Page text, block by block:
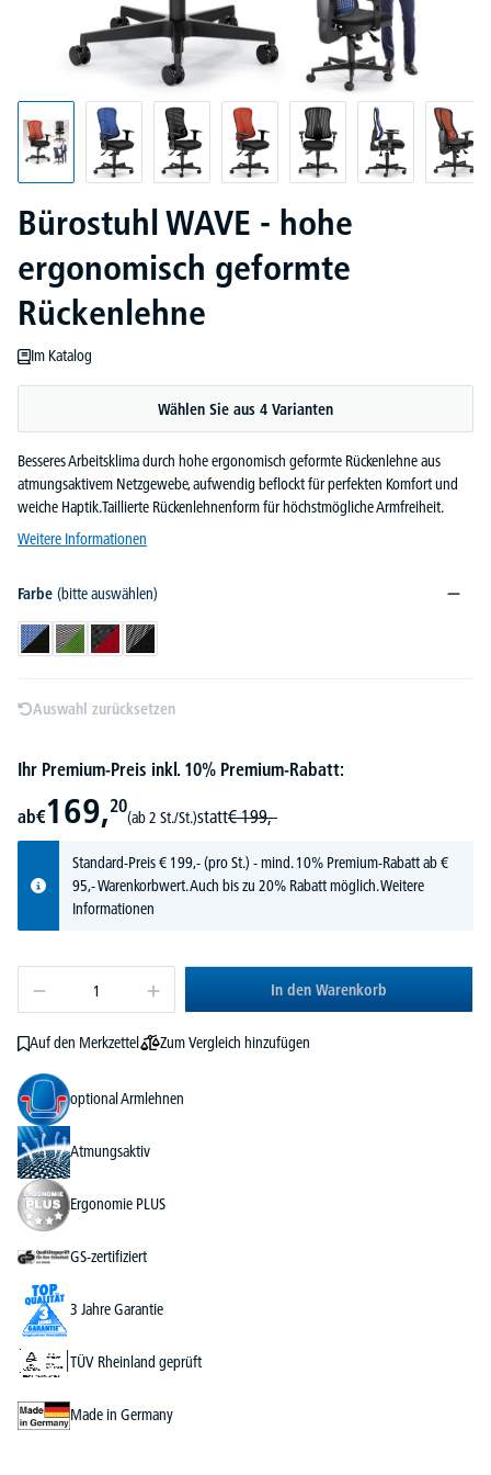
Bürostuhl WAVE - hohe
ergonomisch geformte
Rückenlehne
Im Katalog
Wählen Sie aus 4 Varianten
Besseres Arbeitsklima durch hohe ergonomisch geformte Rückenlehne aus
atmungsaktivem Netzgewebe, aufwendig beflockt für perfekten Komfort und
weiche Haptik.Taillierte Rückenlehnenform für höchstmögliche Armfreiheit.
Weitere Informationen
Farbe (bitte auswählen)
Schwarz/Blau
Schwarz/Grün
Schwarz/RotSchwarz/Schwarz
Auswahl zurücksetzen
Ihr Premium-Preis inkl. 10% Premium-Rabatt:
ab€169,20
(ab 2 St./St.)statt€ 199,-
Standard-Preis€ 199,-(pro St.) - mind. 10% Premium-Rabatt ab €
95,- Warenkorbwert. Auch bis zu 20% Rabatt möglich.Weitere
Informationen
In den Warenkorb
Auf den Merkzettel Zum Vergleich hinzufügen
optional Armlehnen
Atmungsaktiv
Ergonomie PLUS
GS-zertifiziert
3 Jahre Garantie
TÜV Rheinland geprüft
Made in Germany